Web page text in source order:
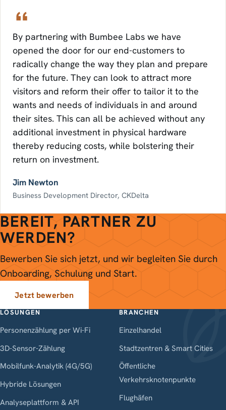
By partnering with Bumbee Labs we have
opened the door for our end-customers to
radically change the way they plan and prepare
for the future. They can look to attract more
visitors and reform their offer to tailor it to the
wants and needs of individuals in and around
their sites. This can all be achieved without any
additional investment in physical hardware
thereby reducing costs, while bolstering their
return on investment.
Jim Newton
Business Development Director, CKDelta
BEREIT, PARTNER ZU
WERDEN?
Bewerben Sie sich jetzt, und wir begleiten Sie durch
Onboarding, Schulung und Start.
Jetzt bewerben
LÖSUNGEN
Personenzählung per Wi-Fi
3D-Sensor-Zählung
Mobilfunk-Analytik (4G/5G)
Hybride Lösungen
Analyseplattform & API
BRANCHEN
Einzelhandel
Stadtzentren & Smart Cities
Öffentliche
Verkehrsknotenpunkte
Flughäfen